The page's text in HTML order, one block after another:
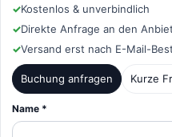
✓Kostenlos & unverbindlich
✓Direkte Anfrage an den
✓Versand erst nach E-Mail-
Buchung anfragen Kurze
Name *